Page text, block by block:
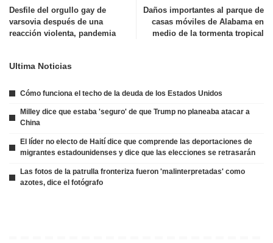
Desfile del orgullo gay de
varsovia después de una
reacción violenta, pandemia
Daños importantes al parque de
casas móviles de Alabama en
medio de la tormenta tropical
Ultima Noticias
Cómo funciona el techo de la deuda de los Estados Unidos
Milley dice que estaba 'seguro' de que Trump no planeaba atacar a
China
El líder no electo de Haití dice que comprende las deportaciones de
migrantes estadounidenses y dice que las elecciones se retrasarán
Las fotos de la patrulla fronteriza fueron 'malinterpretadas' como
azotes, dice el fotógrafo